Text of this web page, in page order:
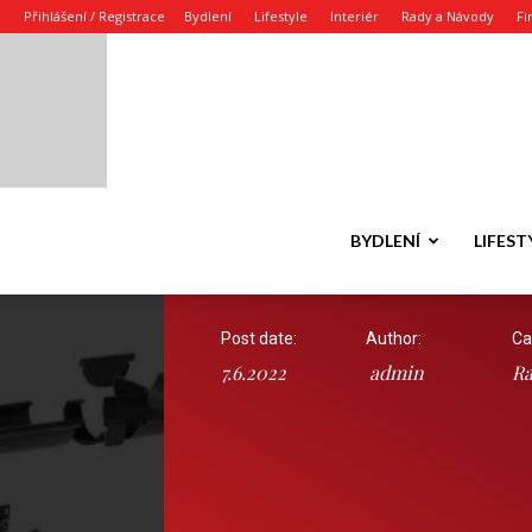
Přihlášení / Registrace Bydlení Lifestyle Interiér Rady a Návody
BYDLENÍ
Post date:
7.6.2022
Author:
admin